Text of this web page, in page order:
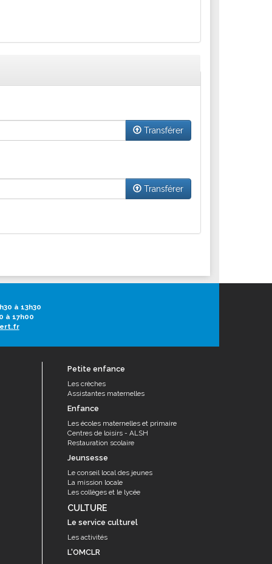
Transférer
Transférer
à 13h30
à 17h00
Petite enfance
Les crèches
Assistantes maternelles
Enfance
Les écoles maternelles et primaire
Centres de loisirs - ALSH
Restauration scolaire
Jeunsesse
Le conseil local des jeunes
La mission locale
Les collèges et le lycée
CULTURE
Le service culturel
Les activités
L'OMCLR